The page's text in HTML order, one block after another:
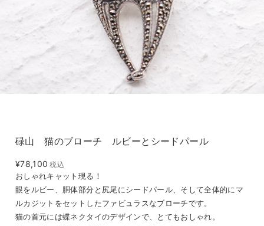
碌山 猫のブローチ ルビーとシードパール
¥78,100 税込
おしゃれキャット現る！
眼をルビー、胴体部分と尻尾にシードパール、そして全体的にマ
ルカジットをセットしたファビュラスなブローチです。
猫の首元には蝶ネクタイのデザインで、とてもおしゃれ。